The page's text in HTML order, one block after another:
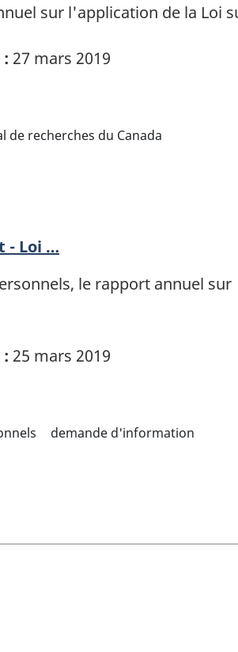
sur l'application de la Loi
27 mars 2019
de recherches du Canada
- Loi …
le rapport annuel sur
25 mars 2019
demande d'information